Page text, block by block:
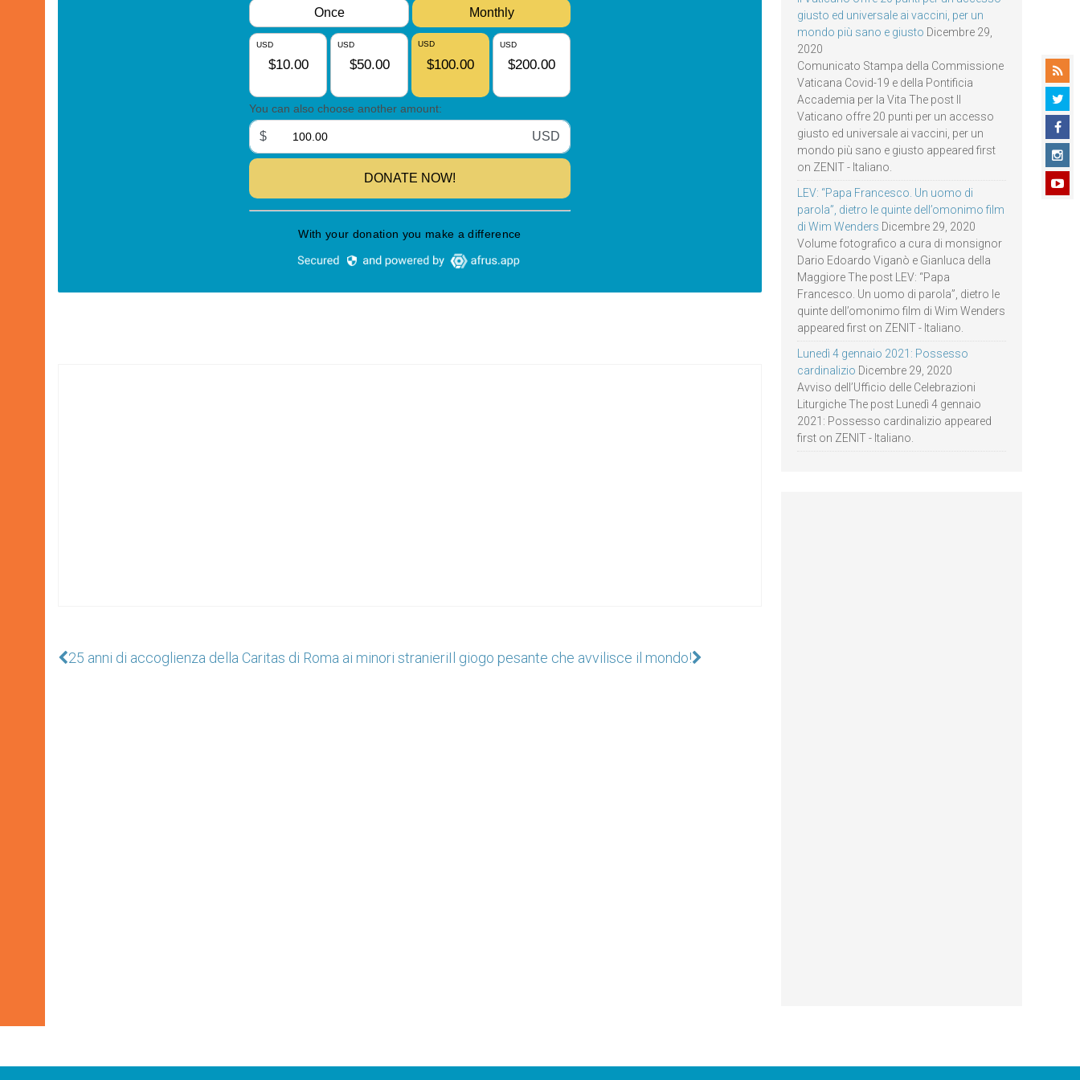
25 anni di accoglienza della Caritas di Roma ai minori stranieriIl giogo pesante che avvilisce il mondo!
giusto ed universale ai vaccini, per un
mondo più sano e giusto Dicembre 29,
2020
Comunicato Stampa della Commissione
Vaticana Covid-19 e della Pontificia
Accademia per la Vita The post Il
Vaticano offre 20 punti per un accesso
giusto ed universale ai vaccini, per un
mondo più sano e giusto appeared first
on ZENIT - Italiano.
LEV: “Papa Francesco. Un uomo di
parola”, dietro le quinte dell’omonimo film
di Wim Wenders Dicembre 29, 2020
Volume fotografico a cura di monsignor
Dario Edoardo Viganò e Gianluca della
Maggiore The post LEV: “Papa
Francesco. Un uomo di parola”, dietro le
quinte dell’omonimo film di Wim Wenders
appeared first on ZENIT - Italiano.
Lunedì 4 gennaio 2021: Possesso
cardinalizio Dicembre 29, 2020
Avviso dell’Ufficio delle Celebrazioni
Liturgiche The post Lunedì 4 gennaio
2021: Possesso cardinalizio appeared
first on ZENIT - Italiano.